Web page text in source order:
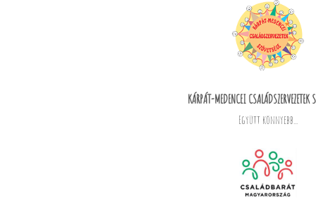
KÁRPÁT-MEDENCEI CSALÁDSZERVEZETEK
Együtt könnyebb...